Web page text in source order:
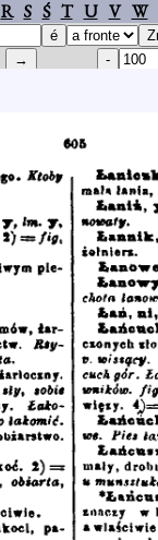
R S Ś T U V W